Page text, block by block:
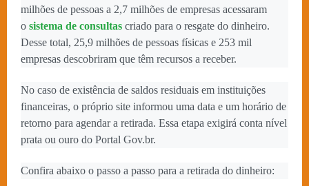
milhões de pessoas a 2,7 milhões de empresas acessaram
o sistema de consultas criado para o resgate do dinheiro.
Desse total, 25,9 milhões de pessoas físicas e 253 mil
empresas descobriram que têm recursos a receber.
No caso de existência de saldos residuais em instituições
financeiras, o próprio site informou uma data e um horário de
retorno para agendar a retirada. Essa etapa exigirá conta nível
prata ou ouro do Portal Gov.br.
Confira abaixo o passo a passo para a retirada do dinheiro: